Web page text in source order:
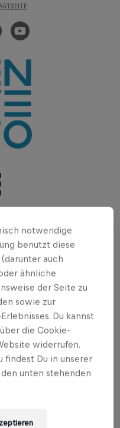
notwendige
benutzt diese
auch
ähnliche
der Seite zu
sowie zur
Du kannst
die Cookie-
widerrufen.
findest Du in unserer
unten stehenden